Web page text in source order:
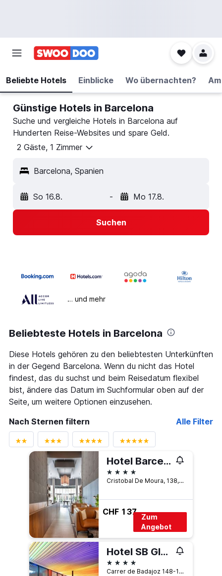
Beliebte Hotels Einblicke Wo übernachten?
Günstige Hotels in Barcelona
Suche und vergleiche Hotels in Barcelona auf
Hunderten Reise-Websites und spare Geld.
2 Gäste, 1 Zimmer
Barcelona, Spanien
So 16.8. - Mo 17.8.
Suchen
… und mehr
Beliebteste Hotels in Barcelona
Diese Hotels gehören zu den beliebtesten Unterkünften
in der Gegend Barcelona. Wenn du nicht das Hotel
findest, das du suchst und beim Reisedatum flexibel
bist, ändere das Datum im Suchformular oben auf der
Seite, um weitere Optionen einzusehen.
Nach Sternen filtern
Alle Filter
Hotel Barcelona Condal Mar, Affiliated by Meliá
4 Sterne
Cristobal De Moura, 138, Barcelona, Spanien
CHF 137
Zum
Angebot
Hotel SB Glow
4 Sterne
Carrer de Badajoz 148-154, Barcelona, Spanien